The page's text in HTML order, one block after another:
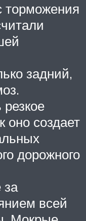
торможения
задний,
оно создает
дорожного
за
всей